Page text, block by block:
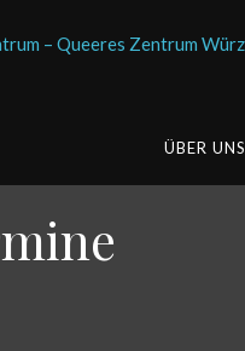
ÜBER UNS